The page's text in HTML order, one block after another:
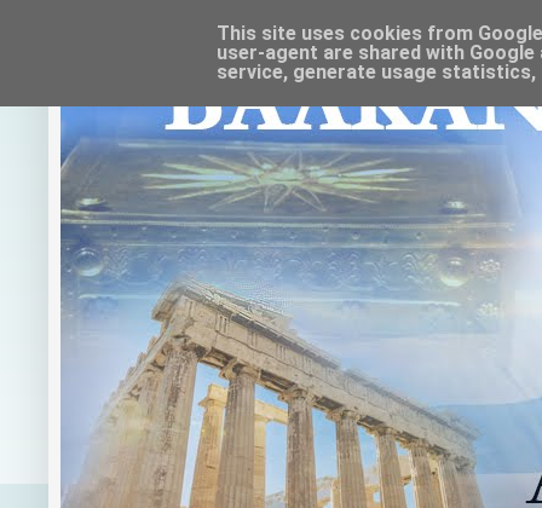
This site uses cookies from
user-agent are shared with
service, generate usage statistics,